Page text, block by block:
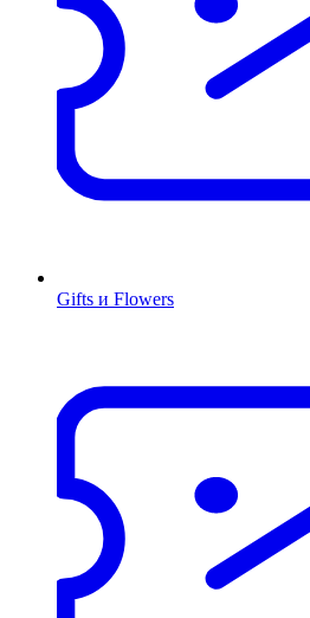
Gifts и Flowers